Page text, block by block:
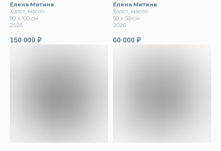
Елена Митина
Холст, масло
80 х 100 см
2026
150 000 ₽
Елена Митина
Холст, масло
50 х 50 см
2026
60 000 ₽